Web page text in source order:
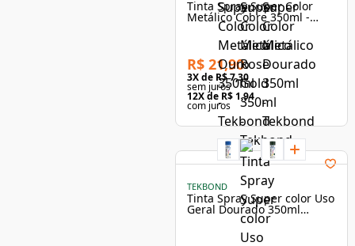
Tinta Spray Super Color
Metálico Cobre 350ml -
Tekbond
R$ 21,90
3X de R$ 7,30
sem juros
12X de R$ 1,94
com juros
TEKBOND
Tinta Spray Super color Uso
Geral Dourado 350ml
Brilhante - Tekbond